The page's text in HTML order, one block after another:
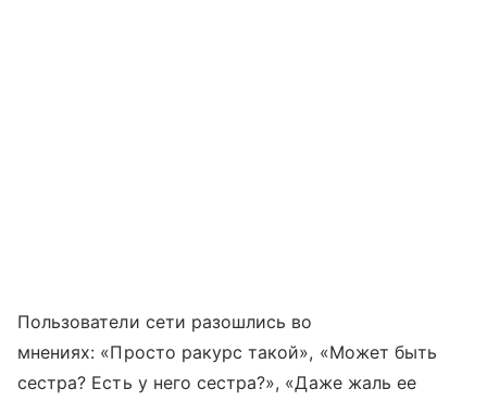
Пользователи сети разошлись во
мнениях: «Просто ракурс такой», «Может быть
сестра? Есть у него сестра?», «Даже жаль ее